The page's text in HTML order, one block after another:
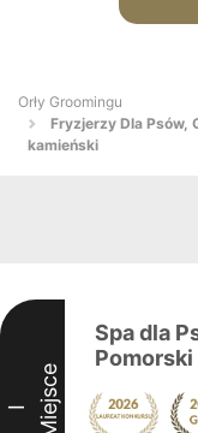
Orły Groomingu
Fryzjerzy Dla Psów,
kamieński
I Miejsce
Spa dla
Pomorski